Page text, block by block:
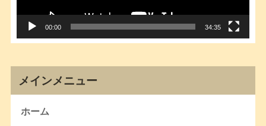
00:00 34:35
メインメニュー
ホーム